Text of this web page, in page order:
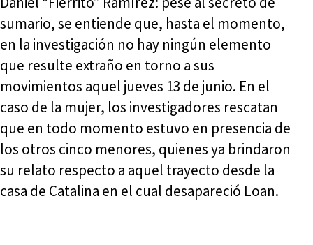
sumario, se entiende que, hasta el momento,
en la investigación no hay ningún elemento
que resulte extraño en torno a sus
movimientos aquel jueves 13 de junio. En el
caso de la mujer, los investigadores rescatan
que en todo momento estuvo en presencia de
los otros cinco menores, quienes ya brindaron
su relato respecto a aquel trayecto desde la
casa de Catalina en el cual desapareció Loan.